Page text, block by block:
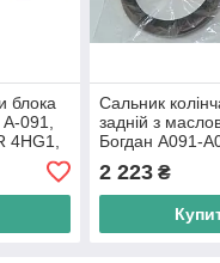
блока
091,
4HG1,
Сальник
задній з
Богдан А091-
ISUZU Motors
2 223₴